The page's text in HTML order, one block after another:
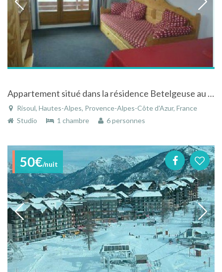
Appartement situé dans la résidence Betelgeuse au pieds des pistes à Risoul (Hautes Alpes).
Risoul, Hautes-Alpes, Provence-Alpes-Côte d'Azur, France
Studio
1 chambre 6 personnes
50€/nuit